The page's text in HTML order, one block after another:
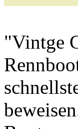
"Vintge